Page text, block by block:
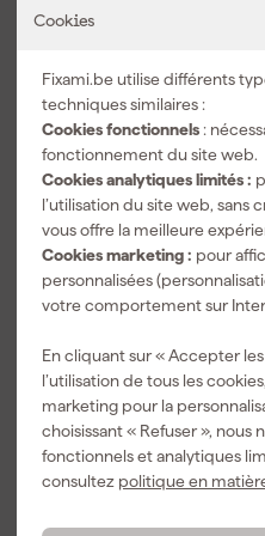
Cookies
Fixami.be utilise différents
techniques similaires :
Cookies fonctionnels :
fonctionnement du site web.
Cookies analytiques limités :
l’utilisation du site web, sans
vous offre la meilleure
Cookies marketing : pour
personnalisées
votre comportement sur
En cliquant sur « Accepter
l’utilisation de tous les
marketing pour la
choisissant « Refuser », nous
fonctionnels et analytiques
consultez politique en
applications intensives et
table extensibles et amovibles
travaillez de manière flexible et
longues ou hautes. Tout est
confort et une utilisation
Machine Seul/ensemble
plateforme de batteries
Voir toutes les caractéristiques
Accessoires
Metabo KSU